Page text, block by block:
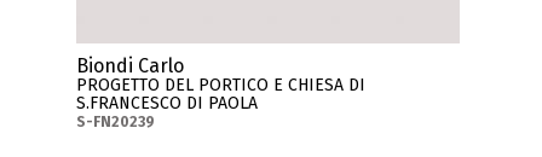
Biondi Carlo
PROGETTO DEL PORTICO E CHIESA DI
S.FRANCESCO DI PAOLA
S-FN20239